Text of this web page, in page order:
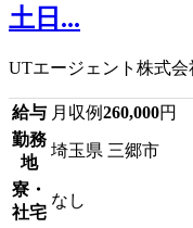
土日...
UTエージェント株式会
給与 月収例260,000円
勤務
地
埼玉県 三郷市
寮・
社宅
なし